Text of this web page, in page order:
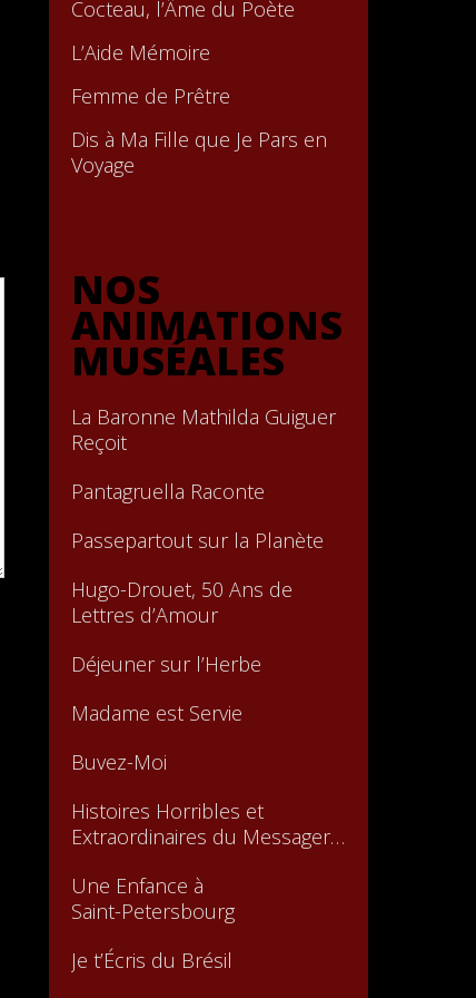
Cocteau, l’Âme du Poète
L’Aide Mémoire
Femme de Prêtre
Dis à Ma Fille que Je Pars en
Voyage
NOS
ANIMATIONS
MUSÉALES
La Baronne Mathilda Guiguer
Reçoit
Pantagruella Raconte
Passepartout sur la Planète
Hugo-Drouet, 50 Ans de
Lettres d’Amour
Déjeuner sur l’Herbe
Madame est Servie
Buvez-Moi
Histoires Horribles et
Extraordinaires du Messager
Une Enfance à
Saint-Petersbourg
Je t’Écris du Brésil